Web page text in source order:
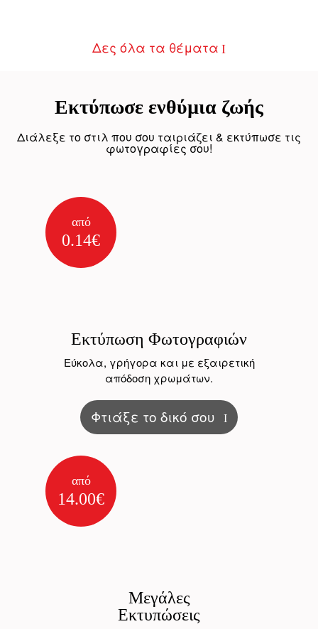
Δες όλα τα θέματα
Εκτύπωσε ενθύµια ζωής
Διάλεξε το στιλ που σου ταιριάζει & εκτύπωσε τις
φωτογραφίες σου!
από
0.14€
Εκτύπωση Φωτογραφιών
Εύκολα, γρήγορα και με εξαιρετική
απόδοση χρωμάτων.
Φτιάξε το δικό σου
από
14.00€
Μεγάλες
Εκτυπώσεις